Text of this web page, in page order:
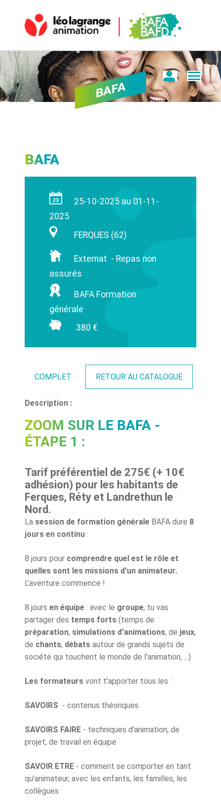
BAFA
BAFA
25-10-2025 au 01-11-
2025
FERQUES (62)
Externat - Repas non
assurés
BAFA Formation
générale
380 €
COMPLET RETOUR AU CATALOGUE
Description :
ZOOM SUR LE BAFA -
ÉTAPE 1 :
Tarif préférentiel de 275€ (+ 10€
adhésion) pour les habitants de
Ferques, Réty et Landrethun le
Nord.
La session de formation générale BAFA dure 8
jours en continu :
8 jours pour comprendre quel est le rôle et
quelles sont les missions d'un animateur.
L’aventure commence !
8 jours en équipe : avec le groupe, tu vas
partager des temps forts (temps de
préparation, simulations d'animations, de jeux,
de chants, débats autour de grands sujets de
société qui touchent le monde de l'animation, ...)
Les formateurs vont t'apporter tous les :
SAVOIRS - contenus théoriques
SAVOIRS FAIRE - techniques d'animation, de
projet, de travail en équipe
SAVOIR ETRE - comment se comporter en tant
qu'animateur, avec les enfants, les familles, les
collègues